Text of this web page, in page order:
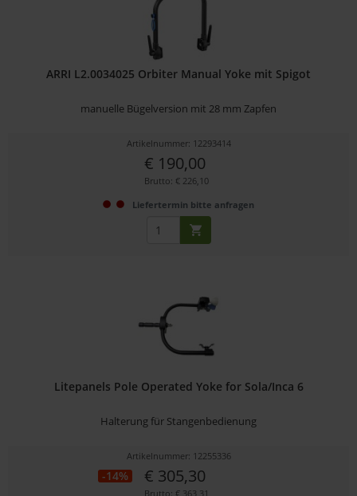
ARRI L2.0034025 Orbiter Manual Yoke mit Spigot
manuelle Bügelversion mit 28 mm Zapfen
Artikelnummer: 12293414
€ 190,00
Brutto: € 226,10
Liefertermin bitte anfragen
Litepanels Pole Operated Yoke for Sola/Inca 6
Halterung für Stangenbedienung
Artikelnummer: 12255336
-14% € 305,30
Brutto: € 363,31